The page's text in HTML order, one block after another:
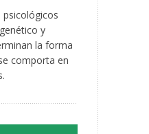
y
la forma
comporta en